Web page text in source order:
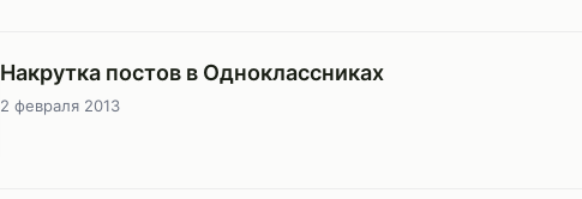
Накрутка постов в Одноклассниках
2 февраля 2013